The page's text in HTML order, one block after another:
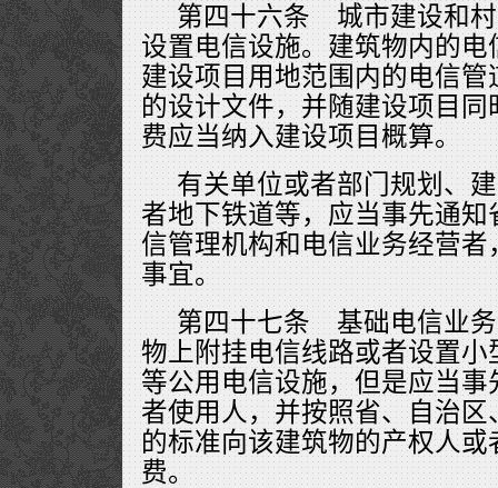
第四十六条 城市建设和
设置电信设施。建筑物内的
建设项目用地范围内的电信
的设计文件，并随建设项目
费应当纳入建设项目概算。
有关单位或者部门规划、
者地下铁道等，应当事先通
信管理机构和电信业务经营
事宜。
第四十七条 基础电信业
物上附挂电信线路或者设置
等公用电信设施，但是应当
者使用人，并按照省、自治
的标准向该建筑物的产权人
费。